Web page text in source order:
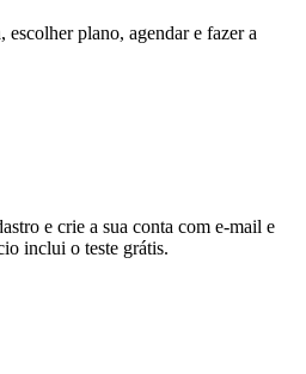
escolher plano, agendar e fazer a
e crie a sua conta com e-mail e
inclui o teste grátis.